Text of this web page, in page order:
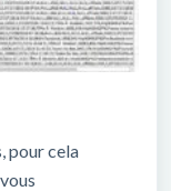
pour cela